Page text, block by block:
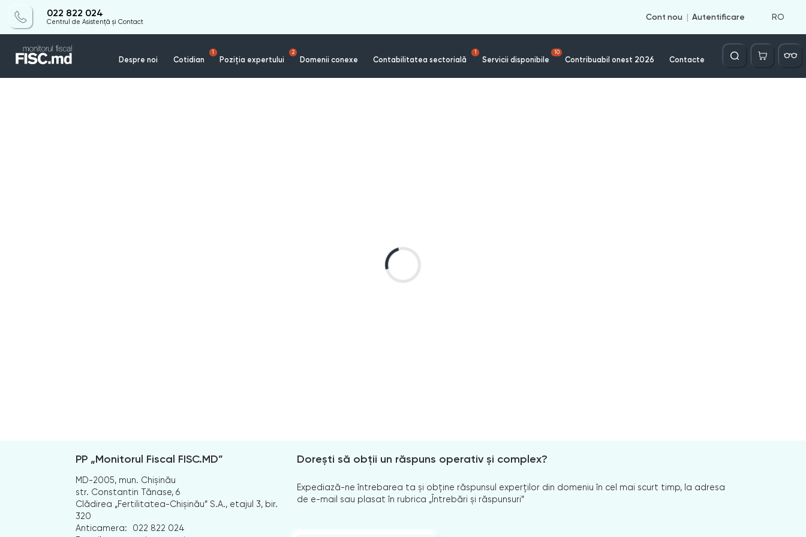
022 822 024
Centrul de Asistență și Contact
Cont nou Autentificare RO
Despre noi Cotidian
1
Poziția expertului
2
Domenii conexe Contabilitatea sectorială
1
Servicii disponibile
10
Contribuabil onest 2026 Contacte
Căutare
PP „Monitorul Fiscal FISC.MD”
MD-2005, mun. Chișinău
str. Constantin Tănase, 6
Clădirea „Fertilitatea-Chișinău” S.A., etajul 3, bir.
320
Anticamera:
022 822 024
Dorești să obții un răspuns operativ și complex?
Expediază-ne întrebarea ta și obține răspunsul experților din domeniu în cel mai scurt timp, la adresa
de e-mail sau plasat în rubrica „Întrebări și răspunsuri”